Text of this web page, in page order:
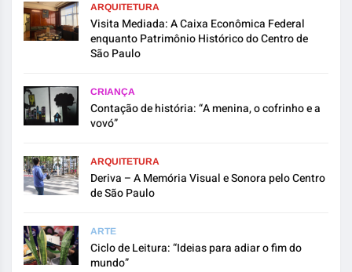
ARQUITETURA
Visita Mediada: A Caixa Econômica Federal
enquanto Patrimônio Histórico do Centro de
São Paulo
CRIANÇA
Contação de história: “A menina, o cofrinho e a
vovó”
ARQUITETURA
Deriva – A Memória Visual e Sonora pelo Centro
de São Paulo
ARTE
Ciclo de Leitura: “Ideias para adiar o fim do
mundo”